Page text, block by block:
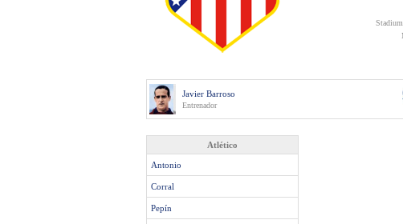
Javier Barroso
Entrenador
Atlético
Antonio
Corral
Pepín